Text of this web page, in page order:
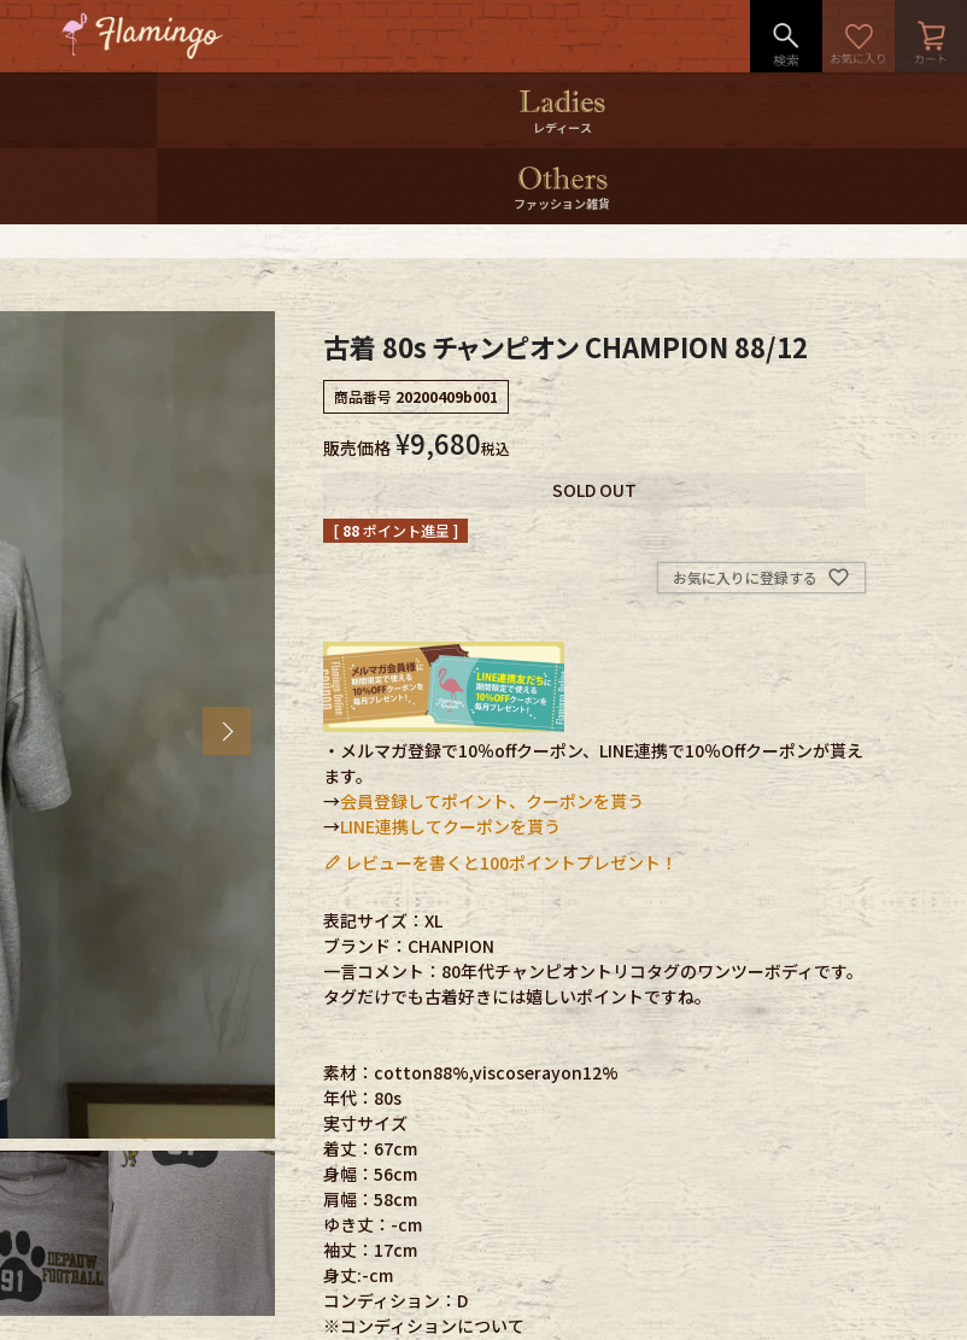
レディース
ファッション雑貨
Next
古着 80s チャンピオン CHAMPION 88/12
商品番号 20200409b001
販売価格 ¥9,680税込
SOLD OUT
[ 88ポイント進呈 ]
お気に入りに登録する
・メルマガ登録で10％offクーポン、LINE連携で10％Offクーポンが貰え
ます。
→会員登録してポイント、クーポンを貰う
→LINE連携してクーポンを貰う
レビューを書くと100ポイントプレゼント！
表記サイズ：XL
ブランド：CHANPION
一言コメント：80年代チャンピオントリコタグのワンツーボディです。
タグだけでも古着好きには嬉しいポイントですね。
素材：cotton88%,viscoserayon12%
年代：80s
実寸サイズ
着丈：67cm
身幅：56cm
肩幅：58cm
ゆき丈：-cm
袖丈：17cm
身丈:-cm
コンディション：D
※コンディションについて